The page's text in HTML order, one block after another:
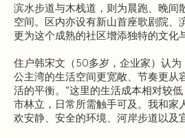
滨水步道与木栈道，则为晨跑、晚间
空间。区内亦设有新山首座歌剧院、
更为这个成熟的社区增添独特的文化
住户韩宋文（50多岁，企业家）认为
公主湾的生活空间更宽敞、节奏更从
活的平衡。“这里的生活成本相对较
市林立，日常所需触手可及。我和家
欢安静、安全的环境、河岸步道以及